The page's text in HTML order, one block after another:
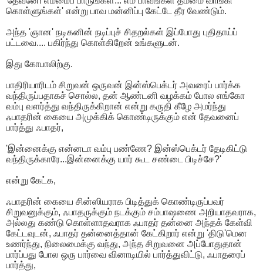
கொள்ளுங்கள்' என்று பாவ மன்னிப்பு கேட்டே தீர வேண்டும்.
அந்த 'ஞான' நடிகனின் நடிப்புச் சிதறல்கள் இப்போது புதிதாய்ப்
பட்டவை.... பகிர்ந்து கொள்கிறேன் உங்களுடன்.
இது கோபாலிற்கு.
பாதிரியாரிடம் சிறுவன் ஒருவன் இன்ஸ்பெக்டர் அவரைப் பார்க்க
வந்திருப்பதாகச் சொல்ல, தன் ஆண்டனி வழக்கம் போல எங்கோ
வம்பு வளர்த்து வந்திருக்கிறான் என்று கருதி கீழே அமர்ந்து
ஃபாதரின் கையை அமுக்கிக் கொண்டிருக்கும் என் தேவனைப்
பார்த்து ஃபாதர்,
'இன்னைக்கு என்னடா வம்பு பண்ணே? இன்ஸ்பெக்டர் தேடிகிட்டு
வந்திருக்காரே...இன்னைக்கு யார் கூட சண்டை பிடிச்சே?'
என்று கேட்க,
ஃபாதரின் கையை சின்ஸியராக பிடித்துக் கொண்டிருப்பவர்
சிறுவனுக்கும், ஃபாதருக்கும் நடக்கும் சம்பாஷணை அறியாதவராக,
அல்லது கண்டு கொள்ளாதவராக ஃபாதர் தன்னை அந்தக் கேள்வி
கேட்டவுடன், ஃபாதர் தன்னைத்தான் கேட்கிறார் என்று 'திடு'மென
உணர்ந்து, நிலைமைக்கு வந்து, அந்த சிறுவனை அப்போதுதான்
பார்ப்பது போல ஒரு பார்வை வினாடியில் பார்த்துவிட்டு, ஃபாதரைப்
பார்த்து,